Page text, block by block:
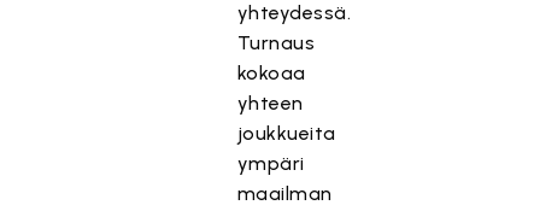
yhteydessä.
Turnaus
kokoaa
yhteen
joukkueita
ympäri
maailman